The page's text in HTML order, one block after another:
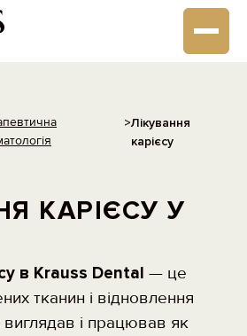
>Лікування
карієсу
КАРІЄСУ У
в Krauss Dental — це
тканин і відновлення
і працював як